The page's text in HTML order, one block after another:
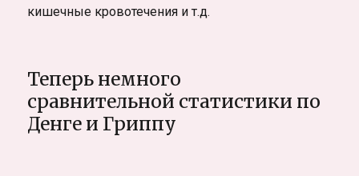
кишечные кровотечения и т.д.
Теперь немного
сравнительной статистики по
Денге и Гриппу